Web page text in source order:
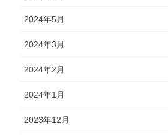
2024年5月
2024年3月
2024年2月
2024年1月
2023年12月